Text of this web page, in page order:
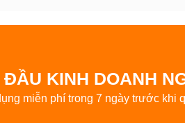
KINH DOANH
miễn phí trong 7 ngày trước khi